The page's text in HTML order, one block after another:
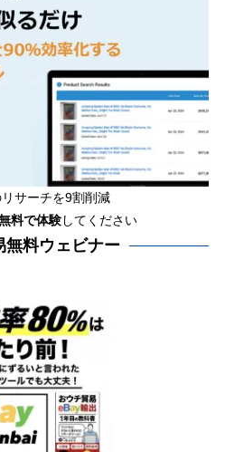
サーチを9割削減
料で体験してください
無料ウェビナー